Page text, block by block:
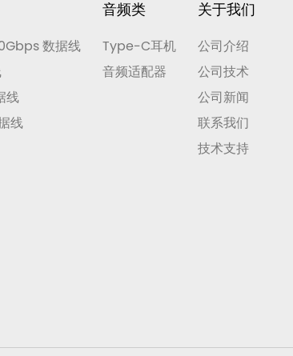
数据线
线
线
音频类
Type-C耳机
音频适配器
关于我们
公司介绍
公司技术
公司新闻
联系我们
技术支持